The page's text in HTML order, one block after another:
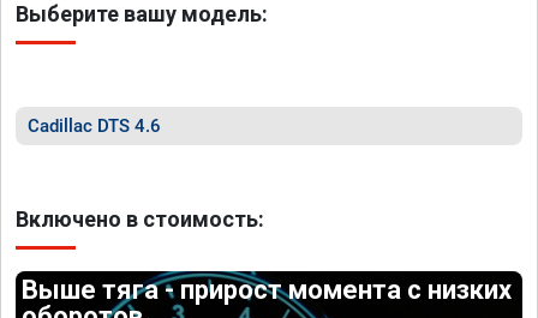
Выберите вашу модель:
Cadillac DTS 4.6
Включено в стоимость:
Выше тяга - прирост момента с низких